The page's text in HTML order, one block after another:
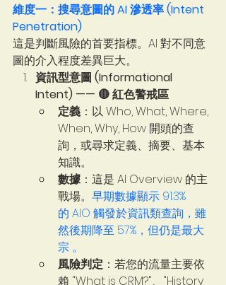
維度一：搜尋意圖的 AI 滲透率 (Intent
Penetration)
這是判斷風險的首要指標。AI 對不同意
圖的介入程度差異巨大。
資訊型意圖 (Informational
Intent) —— 🔴 紅色警戒區
定義 ：以 Who, What, Where,
When, Why, How 開頭的查
詢，或尋求定義、摘要、基本
知識。
數據 ：這是 AI Overview 的主
戰場。 早期數據顯示 91.3%
的 AIO 觸發於資訊類查詢，雖
然後期降至 57%，但仍是最大
宗 。
風險判定 ：若您的流量主要依
賴 "What is CRM?"、"History